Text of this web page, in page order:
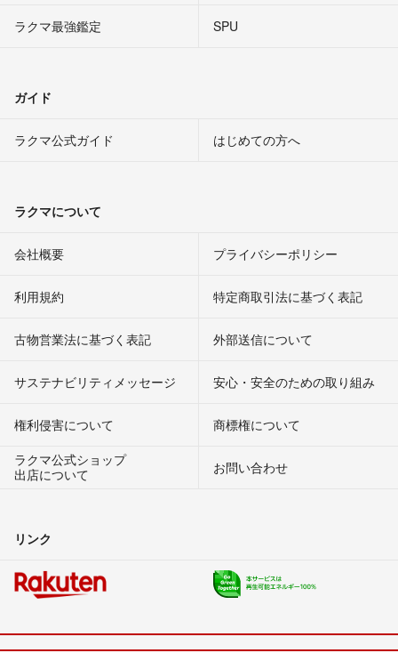
ラクマ最強鑑定
SPU
ガイド
ラクマ公式ガイド はじめての方へ
ラクマについて
会社概要 プライバシーポリシー
利用規約 特定商取引法に基づく表記
古物営業法に基づく表記 外部送信について
サステナビリティメッセージ 安心・安全のための取り組み
権利侵害について
商標権について
ラクマ公式ショップ
出店について
お問い合わせ
リンク